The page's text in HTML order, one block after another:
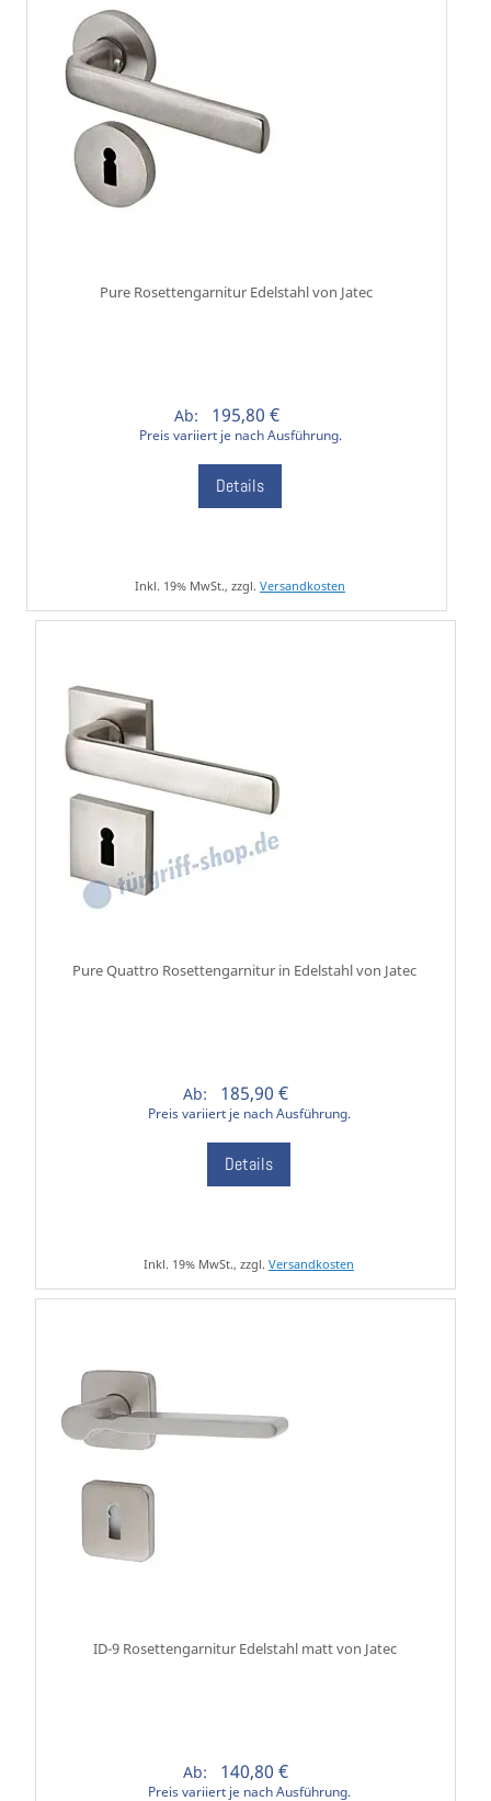
Pure Rosettengarnitur Edelstahl von Jatec
Ab: 195,80 €
Preis variiert je nach Ausführung.
Details
Inkl. 19% MwSt., zzgl. Versandkosten
Pure Quattro Rosettengarnitur in Edelstahl von Jatec
Ab: 185,90 €
Preis variiert je nach Ausführung.
Details
Inkl. 19% MwSt., zzgl. Versandkosten
ID-9 Rosettengarnitur Edelstahl matt von Jatec
Ab: 140,80 €
Preis variiert je nach Ausführung.